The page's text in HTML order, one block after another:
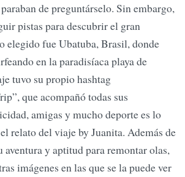
de preguntárselo. Sin embargo,
pistas para descubrir el gran
elegido fue Ubatuba, Brasil, donde
en la paradisíaca playa de
tuvo su propio hashtag
que acompañó todas sus
amigas y mucho deporte es lo
relato del viaje by Juanita. Además de
aventura y aptitud para remontar olas,
imágenes en las que se la puede ver